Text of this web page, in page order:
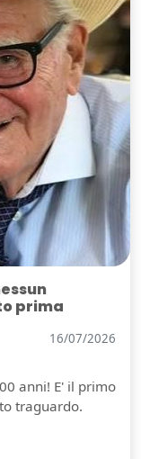
prima
16/07/2026
anni! E' il primo
traguardo.